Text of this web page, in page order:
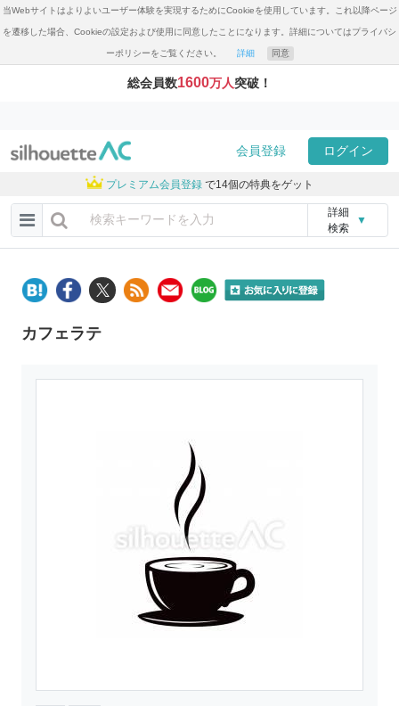
当Webサイトはよりよいユーザー体験を実現するためにCookieを使用しています。これ以降ページ
を遷移した場合、Cookieの設定および使用に同意したことになります。詳細についてはプライバシ
ーポリシーをご覧ください。 詳細 同意
総会員数1600万人突破！
会員登録 ログイン
プレミアム会員登録 で14個の特典をゲット
詳細
検索
▼
カフェラテ